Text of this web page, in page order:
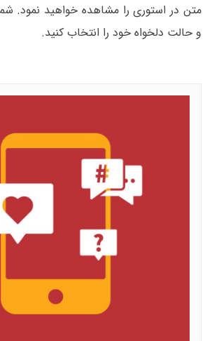
متن در استوری را مشاهده خواهید نمود.
و حالت دلخواه خود را انتخاب کنید.